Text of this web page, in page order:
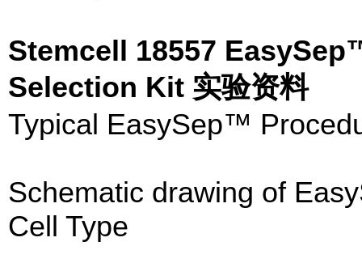
Stemcell 18557
Selection Kit 实验资料
Typical EasySep™
Schematic drawing of
Cell Type